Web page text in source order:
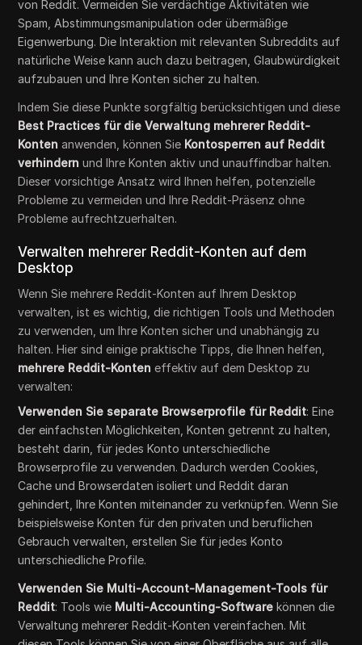
von Reddit. Vermeiden Sie verdächtige Aktivitäten wie
Spam, Abstimmungsmanipulation oder übermäßige
Eigenwerbung. Die Interaktion mit relevanten Subreddits auf
natürliche Weise kann auch dazu beitragen, Glaubwürdigkeit
aufzubauen und Ihre Konten sicher zu halten.
Indem Sie diese Punkte sorgfältig berücksichtigen und diese
Best Practices für die Verwaltung mehrerer Reddit-
Konten anwenden, können Sie Kontosperren auf Reddit
verhindern und Ihre Konten aktiv und unauffindbar halten.
Dieser vorsichtige Ansatz wird Ihnen helfen, potenzielle
Probleme zu vermeiden und Ihre Reddit-Präsenz ohne
Probleme aufrechtzuerhalten.
Verwalten mehrerer Reddit-Konten auf dem
Desktop
Wenn Sie mehrere Reddit-Konten auf Ihrem Desktop
verwalten, ist es wichtig, die richtigen Tools und Methoden
zu verwenden, um Ihre Konten sicher und unabhängig zu
halten. Hier sind einige praktische Tipps, die Ihnen helfen,
mehrere Reddit-Konten effektiv auf dem Desktop zu
verwalten:
Verwenden Sie separate Browserprofile für Reddit: Eine
der einfachsten Möglichkeiten, Konten getrennt zu halten,
besteht darin, für jedes Konto unterschiedliche
Browserprofile zu verwenden. Dadurch werden Cookies,
Cache und Browserdaten isoliert und Reddit daran
gehindert, Ihre Konten miteinander zu verknüpfen. Wenn Sie
beispielsweise Konten für den privaten und beruflichen
Gebrauch verwalten, erstellen Sie für jedes Konto
unterschiedliche Profile.
Verwenden Sie Multi-Account-Management-Tools für
Reddit: Tools wie Multi-Accounting-Software können die
Verwaltung mehrerer Reddit-Konten vereinfachen. Mit